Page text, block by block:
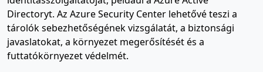
Directoryt. Az Azure Security Center lehetővé teszi a
tárolók sebezhetőségének vizsgálatát, a biztonsági
javaslatokat, a környezet megerősítését és a
futtatókörnyezet védelmét.